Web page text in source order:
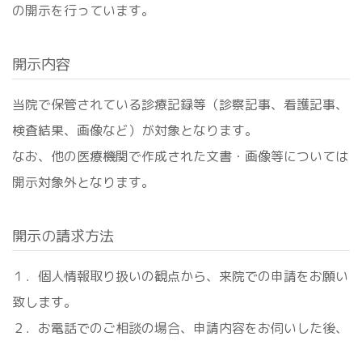
の開示を行っています。
開示内容
当院で保管されている診療記録等（診察記事、看護記事、
検査結果、画像など）が対象となります。
なお、他の医療機関で作成された文書・画像等については
開示対象外となります。
開示の請求方法
１．個人情報取り扱いの観点から、来院での申請をお願い
致します。
２．お電話でのご相談の場合、申請内容をお伺いした後、